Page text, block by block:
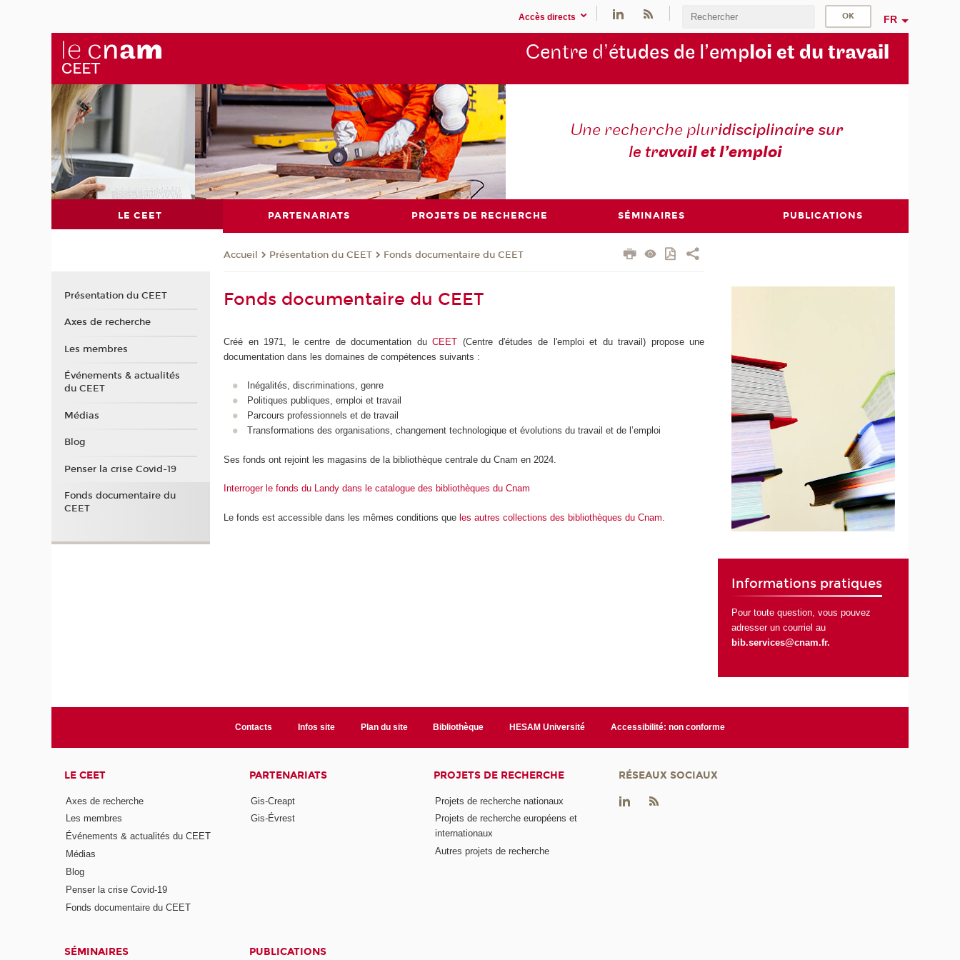
Accès directs FR
Centre d’études de l’emploi et du travail
Une recherche pluridisciplinaire sur
le travail et l’emploi
LE CEET PARTENARIATS PROJETS DE RECHERCHE SÉMINAIRES PUBLICATIONS
Accueil Présentation du CEET Fonds documentaire du CEET
Fonds documentaire du CEET
Créé en 1971, le centre de documentation duCEET (Centre d'études de l'emploi et du travail) propose une
documentation dans les domaines de compétences suivants :
Inégalités, discriminations, genre
Politiques publiques, emploi et travail
Parcours professionnels et de travail
Transformations des organisations, changement technologique et évolutions du travail et de l’emploi
Ses fonds ont rejoint les magasins de la bibliothèque centrale du Cnam en 2024.
Interroger le fonds du Landy dans le catalogue des bibliothèques du Cnam
Le fonds est accessible dans les mêmes conditions que les autres collections des bibliothèques du Cnam
Informations pratiques
Pour toute question, vous pouvez
adresser un courriel au
bib.services@cnam.fr.
Présentation du CEET
Axes de recherche
Les membres
Événements & actualités
du CEET
Médias
Blog
Penser la crise Covid-19
Fonds documentaire du
CEET
Contacts Infos site Plan du site Bibliothèque HESAM Université Accessibilité: non conforme
LE CEET
Axes de recherche
Les membres
Événements & actualités du CEET
Médias
Blog
Penser la crise Covid-19
Fonds documentaire du CEET
PARTENARIATS
Gis-Creapt
Gis-Évrest
PROJETS DE RECHERCHE
Projets de recherche nationaux
Projets de recherche européens et
internationaux
Autres projets de recherche
SÉMINAIRES PUBLICATIONS
RÉSEAUX SOCIAUX